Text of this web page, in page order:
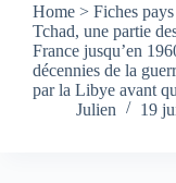
Home > Fiches
Tchad, une partie
France jusqu’en
décennies de la
par la Libye avant
Julien
19